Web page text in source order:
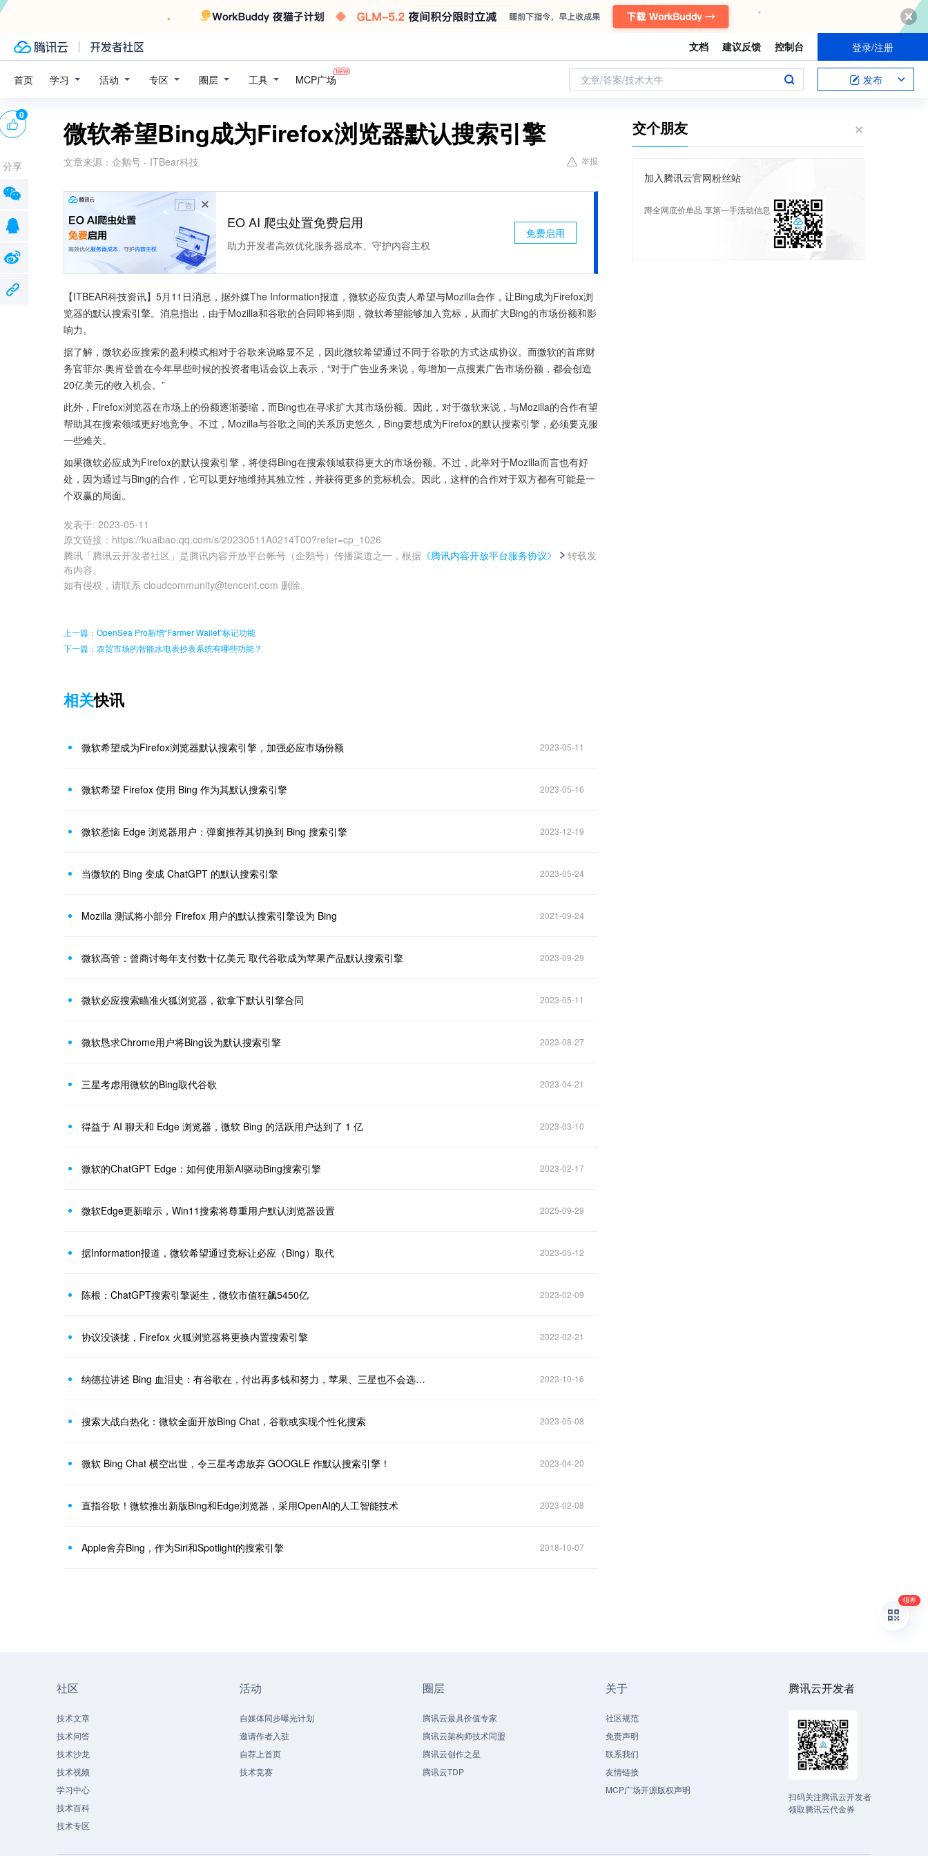
文档 建议反馈 控制台 登录/注册
首页 学习 活动 专区 圈层 工具 MCP广场 文章/答案/技术大牛 发布
微软希望Bing成为Firefox浏览器默认搜索引擎
文章来源： 企鹅号 - ITBear科技 举报
广告
EO AI 爬虫处置免费启用
助力开发者高效优化服务器成本、守护内容主权
免费启用
【ITBEAR科技资讯】5月11日消息，据外媒The Information报道，微软必应负责人希望与Mozilla合作，让Bing成为Firefox浏
览器的默认搜索引擎。消息指出，由于Mozilla和谷歌的合同即将到期，微软希望能够加入竞标，从而扩大Bing的市场份额和影
响力。
据了解，微软必应搜索的盈利模式相对于谷歌来说略显不足，因此微软希望通过不同于谷歌的方式达成协议。而微软的首席财
务官菲尔·奥肯登曾在今年早些时候的投资者电话会议上表示，“对于广告业务来说，每增加一点搜素广告市场份额，都会创造
20亿美元的收入机会。”
此外，Firefox浏览器在市场上的份额逐渐萎缩，而Bing也在寻求扩大其市场份额。因此，对于微软来说，与Mozilla的合作有望
帮助其在搜索领域更好地竞争。不过，Mozilla与谷歌之间的关系历史悠久，Bing要想成为Firefox的默认搜索引擎，必须要克服
一些难关。
如果微软必应成为Firefox的默认搜索引擎，将使得Bing在搜索领域获得更大的市场份额。不过，此举对于Mozilla而言也有好
处，因为通过与Bing的合作，它可以更好地维持其独立性，并获得更多的竞标机会。因此，这样的合作对于双方都有可能是一
个双赢的局面。
发表于: 2023-05-11
原文链接 ： https://kuaibao.qq.com/s/20230511A0214T00?refer=cp_1026
腾讯「腾讯云开发者社区」是腾讯内容开放平台帐号（企鹅号）传播渠道之一，根据 《腾讯内容开放平台服务协议》
转载发
布内容。
如有侵权，请联系 cloudcommunity@tencent.com 删除。
0
分享
上一篇：OpenSea Pro新增“Farmer Wallet”标记功能
下一篇：农贸市场的智能水电表抄表系统有哪些功能？
相关快讯
微软希望成为Firefox浏览器默认搜索引擎，加强必应市场份额 2023-05-11
微软希望 Firefox 使用 Bing 作为其默认搜索引擎 2023-05-16
微软惹恼 Edge 浏览器用户：弹窗推荐其切换到 Bing 搜索引擎 2023-12-19
当微软的 Bing 变成 ChatGPT 的默认搜索引擎 2023-05-24
Mozilla 测试将小部分 Firefox 用户的默认搜索引擎设为 Bing 2021-09-24
微软高管：曾商讨每年支付数十亿美元 取代谷歌成为苹果产品默认搜索引擎 2023-09-29
微软必应搜索瞄准火狐浏览器，欲拿下默认引擎合同 2023-05-11
微软恳求Chrome用户将Bing设为默认搜索引擎 2023-08-27
三星考虑用微软的Bing取代谷歌 2023-04-21
得益于 AI 聊天和 Edge 浏览器，微软 Bing 的活跃用户达到了 1 亿 2023-03-10
微软的ChatGPT Edge：如何使用新AI驱动Bing搜索引擎 2023-02-17
微软Edge更新暗示，Win11搜索将尊重用户默认浏览器设置 2025-09-29
据Information报道，微软希望通过竞标让必应（Bing）取代 2023-05-12
陈根：ChatGPT搜索引擎诞生，微软市值狂飙5450亿 2023-02-09
协议没谈拢，Firefox 火狐浏览器将更换内置搜索引擎 2022-02-21
纳德拉讲述 Bing 血泪史：有谷歌在，付出再多钱和努力，苹果、三星也不会选择我们 2023-10-16
搜索大战白热化：微软全面开放Bing Chat，谷歌或实现个性化搜索 2023-05-08
微软 Bing Chat 横空出世，令三星考虑放弃 GOOGLE 作默认搜索引擎！ 2023-04-20
直指谷歌！微软推出新版Bing和Edge浏览器，采用OpenAI的人工智能技术 2023-02-08
Apple舍弃Bing，作为Siri和Spotlight的搜索引擎 2018-10-07
交个朋友
加入腾讯云官网粉丝站
蹲全网底价单品 享第一手活动信息
社区
技术文章
技术问答
技术沙龙
技术视频
学习中心
技术百科
技术专区
活动
自媒体同步曝光计划
邀请作者入驻
自荐上首页
技术竞赛
圈层
腾讯云最具价值专家
腾讯云架构师技术同盟
腾讯云创作之星
腾讯云TDP
关于
社区规范
免责声明
联系我们
友情链接
MCP广场开源版权声明
腾讯云开发者
扫码关注腾讯云开发者
领取腾讯云代金券
领券